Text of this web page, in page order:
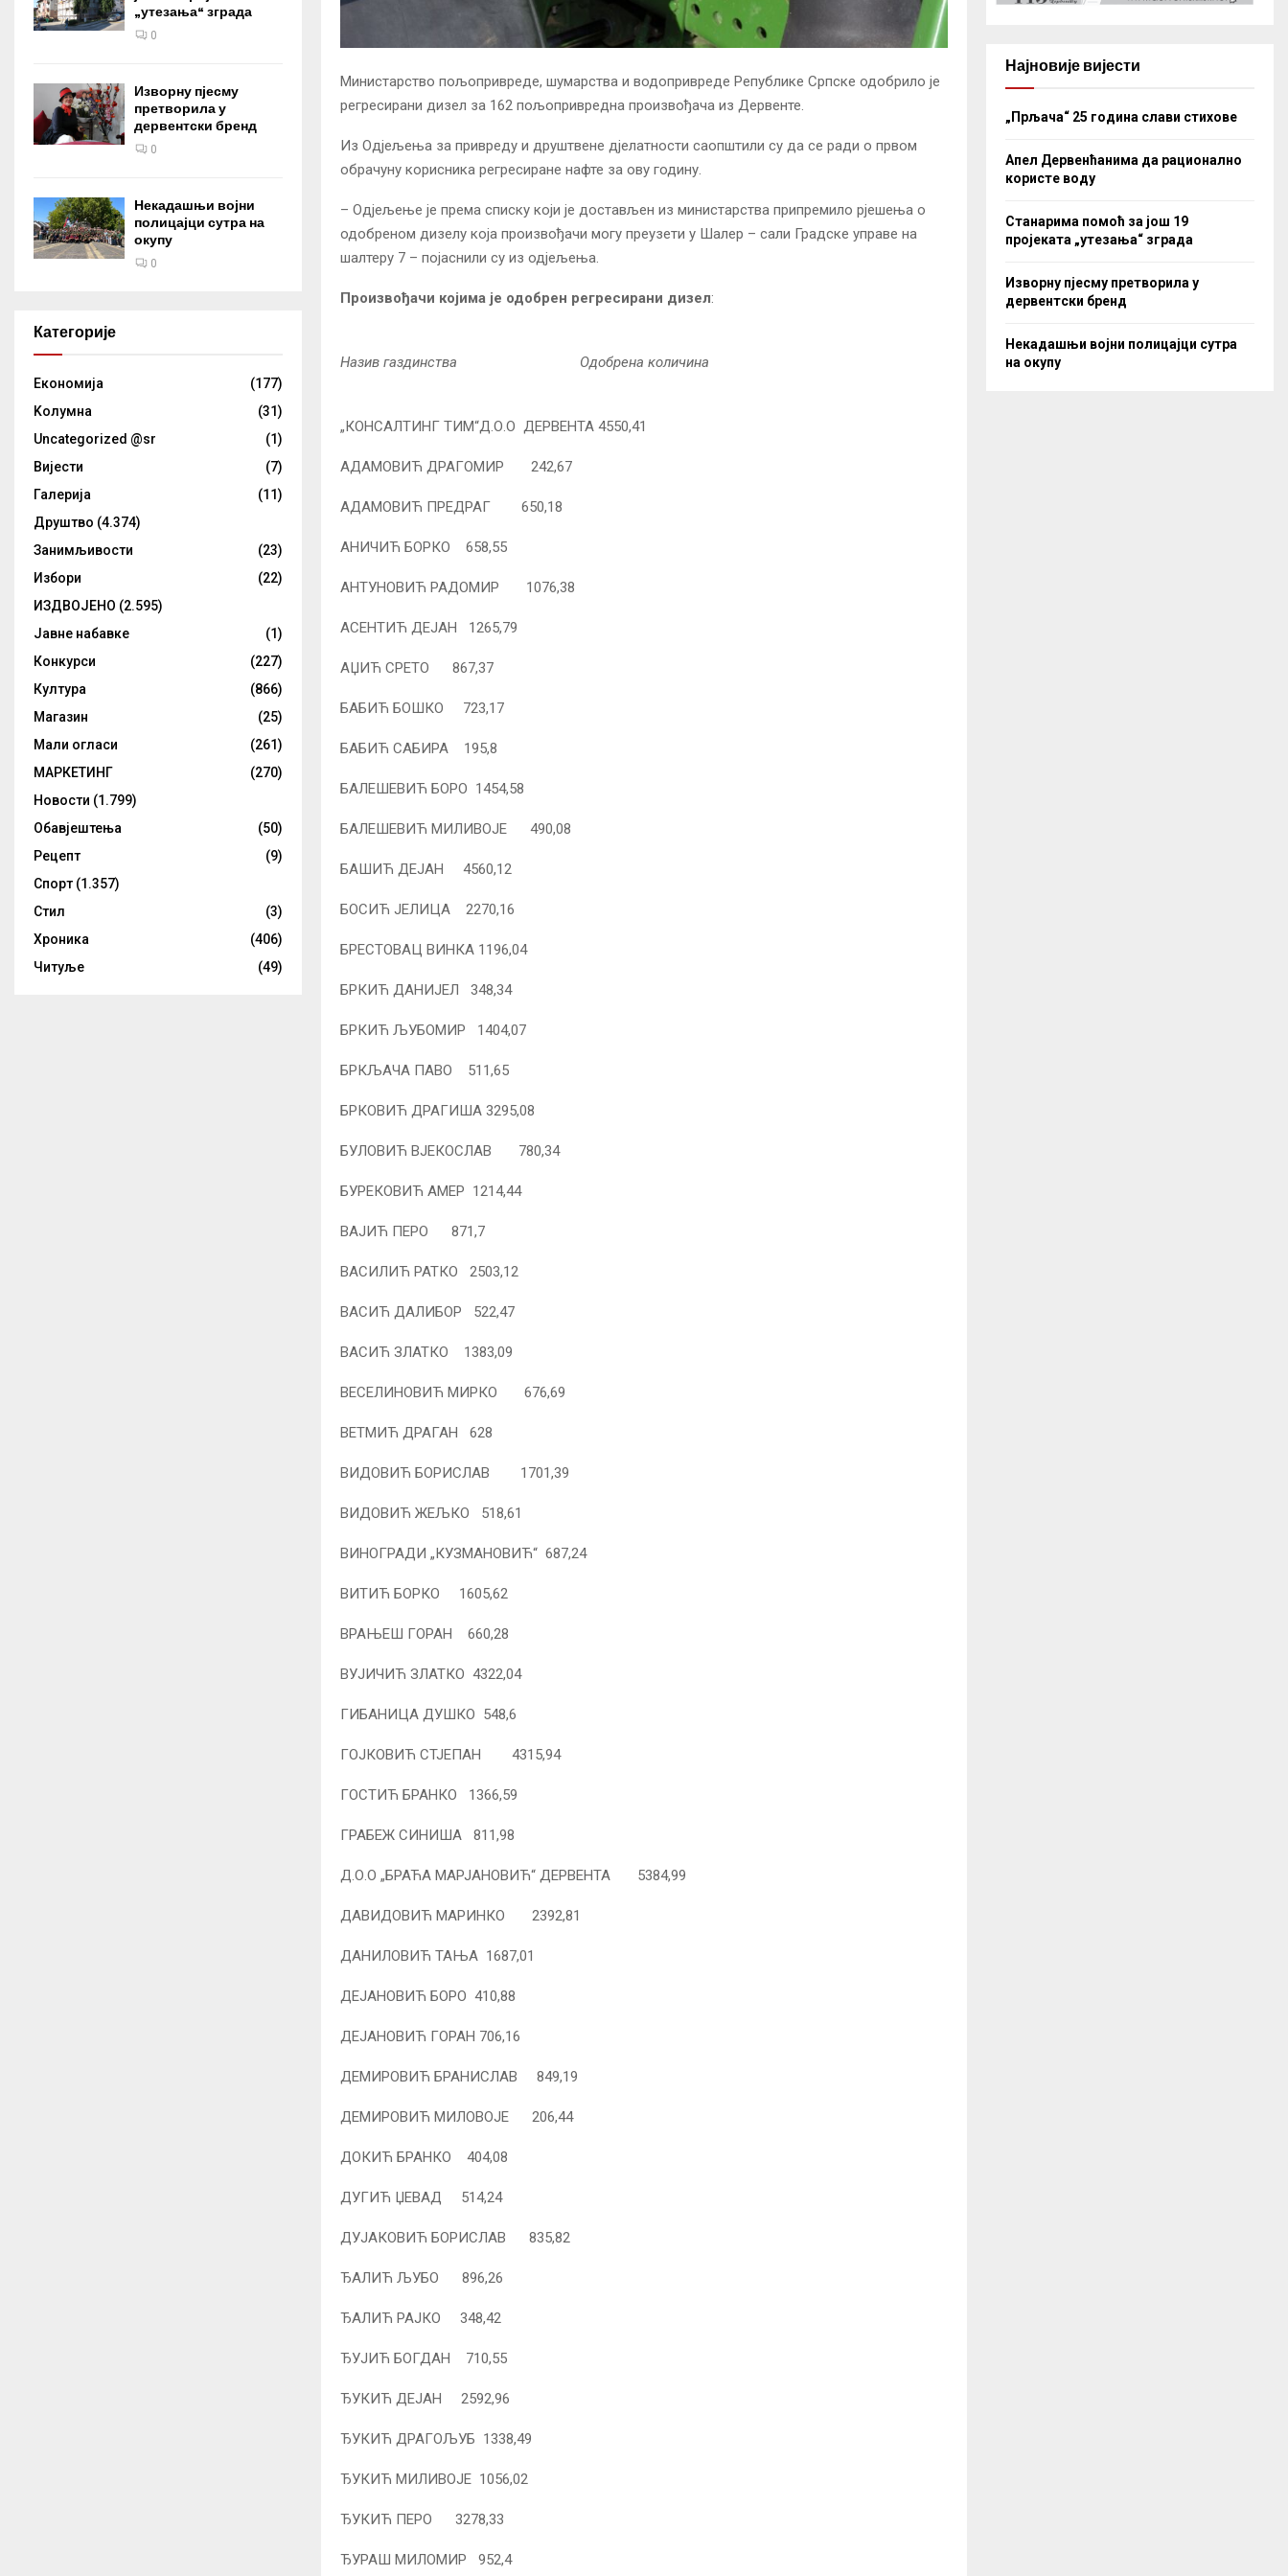
Министарство пољопривреде, шумарства и водопривреде Републике Српске одобрило је
регресирани дизел за 162 пољопривредна произвођача из Дервенте.
Из Одјељења за привреду и друштвене дјелатности саопштили су да се ради о првом
обрачуну корисника регресиране нафте за ову годину.
– Одјељење је према списку који је достављен из министарства припремило рјешења о
одобреном дизелу која произвођачи могу преузети у Шалер – сали Градске управе на
шалтеру 7 – појаснили су из одјељења.
Произвођачи којима је одобрен регресирани дизел:
Назив газдинства Одобрена количина
„КОНСАЛТИНГ ТИМ“Д.О.О ДЕРВЕНТА 4550,41
АДАМОВИЋ ДРАГОМИР 242,67
АДАМОВИЋ ПРЕДРАГ 650,18
АНИЧИЋ БОРКО 658,55
АНТУНОВИЋ РАДОМИР 1076,38
АСЕНТИЋ ДЕЈАН 1265,79
АЏИЋ СРЕТО 867,37
БАБИЋ БОШКО 723,17
БАБИЋ САБИРА 195,8
БАЛЕШЕВИЋ БОРО 1454,58
БАЛЕШЕВИЋ МИЛИВОЈЕ 490,08
БАШИЋ ДЕЈАН 4560,12
БОСИЋ ЈЕЛИЦА 2270,16
БРЕСТОВАЦ ВИНКА 1196,04
БРКИЋ ДАНИЈЕЛ 348,34
БРКИЋ ЉУБОМИР 1404,07
БРКЉАЧА ПАВО 511,65
БРКОВИЋ ДРАГИША 3295,08
БУЛОВИЋ ВЈЕКОСЛАВ 780,34
БУРЕКОВИЋ АМЕР 1214,44
ВАЈИЋ ПЕРО 871,7
ВАСИЛИЋ РАТКО 2503,12
ВАСИЋ ДАЛИБОР 522,47
ВАСИЋ ЗЛАТКО 1383,09
ВЕСЕЛИНОВИЋ МИРКО 676,69
ВЕТМИЋ ДРАГАН 628
ВИДОВИЋ БОРИСЛАВ 1701,39
ВИДОВИЋ ЖЕЉКО 518,61
ВИНОГРАДИ „КУЗМАНОВИЋ“ 687,24
ВИТИЋ БОРКО 1605,62
ВРАЊЕШ ГОРАН 660,28
ВУЈИЧИЋ ЗЛАТКО 4322,04
ГИБАНИЦА ДУШКО 548,6
ГОЈКОВИЋ СТЈЕПАН 4315,94
ГОСТИЋ БРАНКО 1366,59
ГРАБЕЖ СИНИША 811,98
Д.О.О „БРАЋА МАРЈАНОВИЋ“ ДЕРВЕНТА 5384,99
ДАВИДОВИЋ МАРИНКО 2392,81
ДАНИЛОВИЋ ТАЊА 1687,01
ДЕЈАНОВИЋ БОРО 410,88
ДЕЈАНОВИЋ ГОРАН 706,16
ДЕМИРОВИЋ БРАНИСЛАВ 849,19
ДЕМИРОВИЋ МИЛОВОЈЕ 206,44
ДОКИЋ БРАНКО 404,08
ДУГИЋ ЏЕВАД 514,24
ДУЈАКОВИЋ БОРИСЛАВ 835,82
ЂАЛИЋ ЉУБО 896,26
ЂАЛИЋ РАЈКО 348,42
ЂУЈИЋ БОГДАН 710,55
ЂУКИЋ ДЕЈАН 2592,96
ЂУКИЋ ДРАГОЉУБ 1338,49
ЂУКИЋ МИЛИВОЈЕ 1056,02
ЂУКИЋ ПЕРО 3278,33
ЂУРАШ МИЛОМИР 952,4
„утезања“ зграда
0
Изворну пјесму
претворила у
дервентски бренд
0
Некадашњи војни
полицајци сутра на
окупу
0
Категорије
Eкономија
(177)
Kолумнa
(31)
Uncategorized @sr
(1)
Вијести
(7)
Галерија
(11)
Друштво (4.374)
Занимљивости
(23)
Избори
(22)
ИЗДВОЈЕНО (2.595)
Јавне набавке
(1)
Конкурси
(227)
Култура
(866)
Магазин
(25)
Мали огласи
(261)
МАРКЕТИНГ
(270)
Новости (1.799)
Обавјештења
(50)
Рецепт
(9)
Спорт (1.357)
Стил
(3)
Хроника
(406)
Читуље
(49)
Најновије вијести
„Прљача“ 25 година слави стихове
Апел Дервенћанима да рационално
користе воду
Станарима помоћ за још 19
пројеката „утезања“ зграда
Изворну пјесму претворила у
дервентски бренд
Некадашњи војни полицајци сутра
на окупу